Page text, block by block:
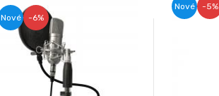
Nové -5%
Nové -6%